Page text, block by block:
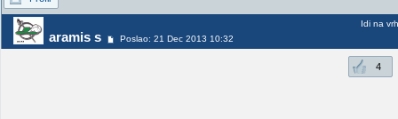
aramis s Poslao: 21 Dec 2013 10:32
Idi na vrh
4